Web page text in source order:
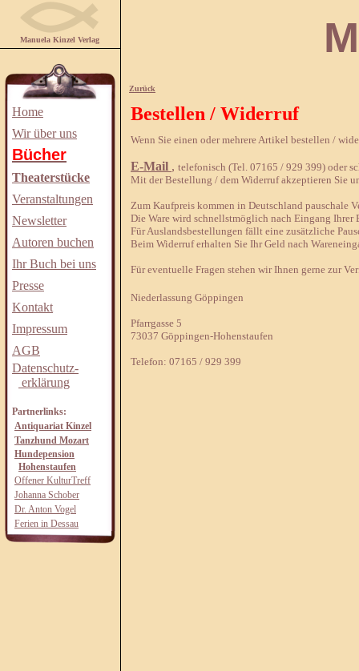
Manuela Kinzel Verlag
Home
Wir über uns
Bücher
Theaterstücke
Veranstaltungen
Newsletter
Autoren buchen
Ihr Buch bei uns
Presse
Kontakt
Impressum
AGB
Datenschutz-
erklärung
Partnerlinks:
Antiquariat Kinzel
Tanzhund Mozart
Hundepension
Hohenstaufen
Offener KulturTreff
Johanna Schober
Dr. Anton Vogel
Ferien in Dessau
Zurück
Bestellen / Widerruf
Wenn Sie einen oder mehrere Artikel bestellen /
E-Mail , telefonisch (Tel. 07165 / 929 399) oder
Mit der Bestellung / dem Widerruf akzeptieren Sie
Zum Kaufpreis kommen in Deutschland pauschale
Die Ware wird schnellstmöglich nach Eingang Ihrer
Für Auslandsbestellungen fällt eine zusätzliche
Beim Widerruf erhalten Sie Ihr Geld nach
Für eventuelle Fragen stehen wir Ihnen gerne zur
Niederlassung Göppingen
Pfarrgasse 5
73037 Göppingen-Hohenstaufen
Telefon: 07165 / 929 399